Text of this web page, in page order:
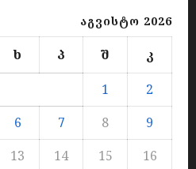
აგვისტო 2026
ხ პ შ
კ
1
2
6 7 8
9
13 14 15
16